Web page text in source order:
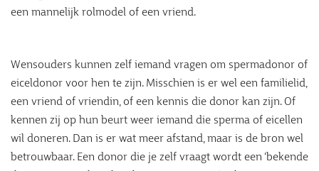
een mannelijk rolmodel of een vriend.
Wensouders kunnen zelf iemand vragen om spermadonor of
eiceldonor voor hen te zijn. Misschien is er wel een familielid,
een vriend of vriendin, of een kennis die donor kan zijn. Of
kennen zij op hun beurt weer iemand die sperma of eicellen
wil doneren. Dan is er wat meer afstand, maar is de bron wel
betrouwbaar. Een donor die je zelf vraagt wordt een ‘bekende